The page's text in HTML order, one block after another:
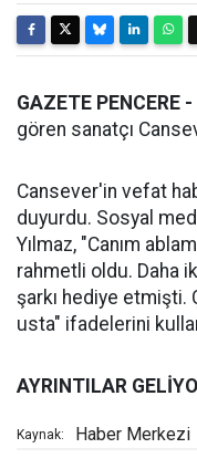
GAZETE PENCERE -
gören sanatçı
Cansever'in vefat
duyurdu. Sosyal
Yılmaz, "Canım
rahmetli oldu. Daha
şarkı hediye etmişti.
usta" ifadelerini
AYRINTILAR
Kaynak: Haber Merkezi